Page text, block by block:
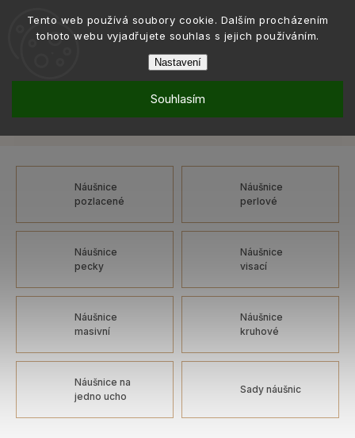
Tento web používá soubory cookie. Dalším procházením
tohoto webu vyjadřujete souhlas s jejich používáním.
Nastavení
Souhlasím
/ /
Náušnice
pozlacené
Náušnice
perlové
Náušnice
pecky
Náušnice
visací
Náušnice
masivní
Náušnice
kruhové
Náušnice na
jedno ucho
Sady náušnic